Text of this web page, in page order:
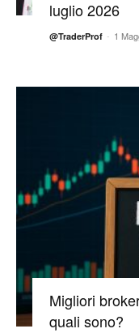
luglio 2026
@TraderProf - 1
Migliori
quali sono?